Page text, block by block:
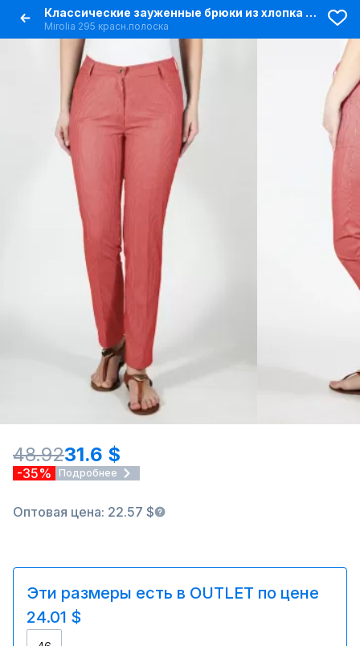
Классические зауженные брюки из хлопка для демисезона
Mirolia 295 красн.полоска
48.9231.6 $
-35% Подробнее
Оптовая цена: 22.57 $
Эти размеры есть в OUTLET по цене
24.01 $